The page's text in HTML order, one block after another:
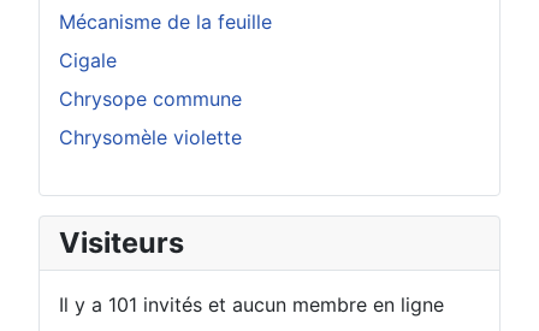
Mécanisme de la feuille
Cigale
Chrysope commune
Chrysomèle violette
Visiteurs
Il y a 101 invités et aucun membre en ligne